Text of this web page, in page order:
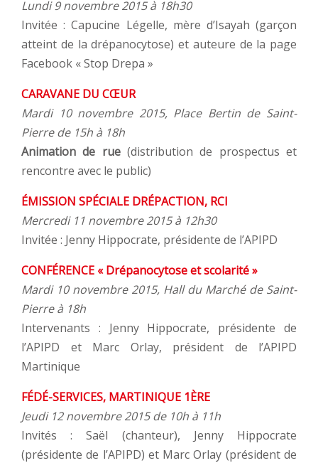
Lundi 9 novembre 2015 à 18h30
Invitée : Capucine Légelle, mère d’Isayah (garçon
atteint de la drépanocytose) et auteure de la page
Facebook « Stop Drepa »
CARAVANE DU CŒUR
Mardi 10 novembre 2015, Place Bertin de Saint-
Pierre de 15h à 18h
Animation de rue(distribution de prospectus et
rencontre avec le public)
ÉMISSION SPÉCIALE DRÉPACTION, RCI
Mercredi 11 novembre 2015 à 12h30
Invitée : Jenny Hippocrate, présidente de l’APIPD
CONFÉRENCE « Drépanocytose et scolarité »
Mardi 10 novembre 2015, Hall du Marché de Saint-
Pierre à 18h
Intervenants : Jenny Hippocrate, présidente de
l’APIPD et Marc Orlay, président de l’APIPD
Martinique
FÉDÉ-SERVICES, MARTINIQUE 1ÈRE
Jeudi 12 novembre 2015 de 10h à 11h
Invités : Saël (chanteur), Jenny Hippocrate
(présidente de l’APIPD) et Marc Orlay (président de